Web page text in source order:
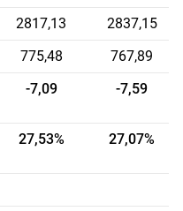
2817,13
2837,15
775,48
767,89
-7,09 -7,59
27,53% 27,07%